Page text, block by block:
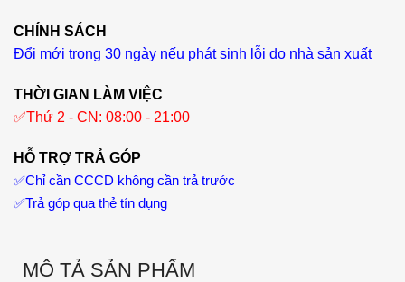
CHÍNH SÁCH
Đổi mới trong 30 ngày nếu phát sinh lỗi do nhà sản xuất
THỜI GIAN LÀM VIỆC
✅Thứ 2 - CN: 08:00 - 21:00
HỖ TRỢ TRẢ GÓP
✅Chỉ cần CCCD không cần trả trước
✅Trả góp qua thẻ tín dụng
MÔ TẢ SẢN PHẨM